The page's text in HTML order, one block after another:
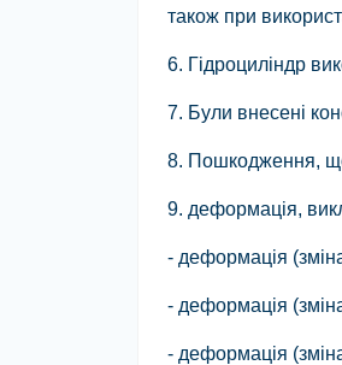
також при
6. Гідроциліндр
7. Були внесені
8. Пошкодження, що
9. деформація,
- деформація
- деформація
- деформація